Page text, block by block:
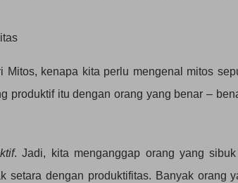
Mitos, kenapa kita perlu mengenal mitos
produktif itu dengan orang yang benar –
. Jadi, kita menganggap orang yang
setara dengan produktifitas. Banyak orang